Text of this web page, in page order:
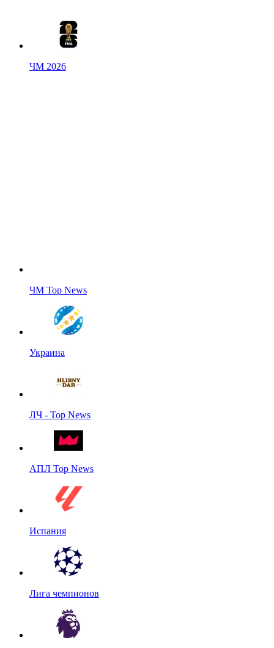
ЧМ 2026
ЧМ Top News
Украина
ЛЧ - Top News
АПЛ Top News
Испания
Лига чемпионов